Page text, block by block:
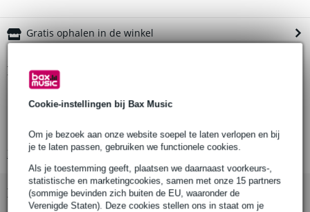
Cookie-instellingen bij Bax Music
Om je bezoek aan onze website soepel te laten verlopen en bij
je te laten passen, gebruiken we functionele cookies.
Als je toestemming geeft, plaatsen we daarnaast voorkeurs-,
statistische en marketingcookies, samen met onze 15 partners
(sommige bevinden zich buiten de EU, waaronder de
Verenigde Staten). Deze cookies stellen ons in staat om je
Gratis ophalen in de winkel
Productinformatie
patchkabels (mono/ongebalanceerd)
stekkerformaat: 3.5 mm
Bekijk alle productspecificaties
Bekijk ook eens (2)